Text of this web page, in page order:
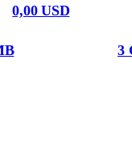
0,00 USD
3